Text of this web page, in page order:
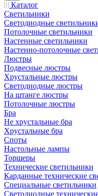
Каталог
Светильники
Светодиодные
Потолочные светильники
Настенные светильники
Настенно-потолочные
Люстры
Подвесные люстры
Хрустальные люстры
Светодиодные люстры
На штанге люстры
Потолочные люстры
Бра
Не хрустальные бра
Хрустальные бра
Споты
Настольные лампы
Торшеры
Технические светильники
Карданные технические
Специальные светильники
Светодиодные